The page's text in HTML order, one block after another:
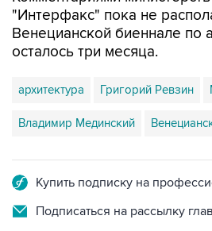
"Интерфакс" пока не
Венецианской биеннале по
осталось три месяца.
архитектура Григорий Ревзин
Владимир Мединский
Купить подписку на
Подписаться на рассылку